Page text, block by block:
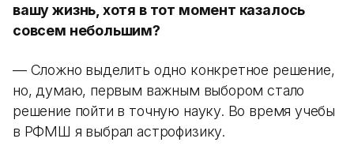
вашу жизнь, хотя в тот момент казалось
совсем небольшим?
— Сложно выделить одно конкретное решение,
но, думаю, первым важным выбором стало
решение пойти в точную науку. Во время учебы
в РФМШ я выбрал астрофизику.